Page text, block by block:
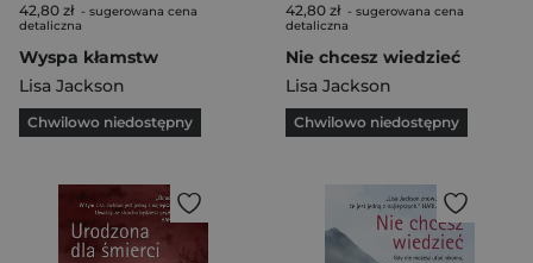
42,80 zł - sugerowana cena
detaliczna
Wyspa kłamstw
Lisa Jackson
Chwilowo niedostępny
42,80 zł - sugerowana cena
detaliczna
Nie chcesz wiedzieć
Lisa Jackson
Chwilowo niedostępny